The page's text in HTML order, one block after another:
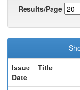
Results/Page
Issue
Date
Title